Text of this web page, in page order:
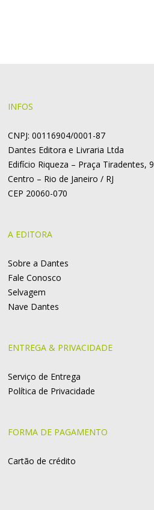
INFOS
CNPJ: 00116904/0001-87
Dantes Editora e Livraria Ltda
Edifício Riqueza – Praça Tiradentes, 9
Centro – Rio de Janeiro / RJ
CEP 20060-070
A EDITORA
Sobre a Dantes
Fale Conosco
Selvagem
Nave Dantes
ENTREGA & PRIVACIDADE
Serviço de Entrega
Política de Privacidade
FORMA DE PAGAMENTO
Cartão de crédito